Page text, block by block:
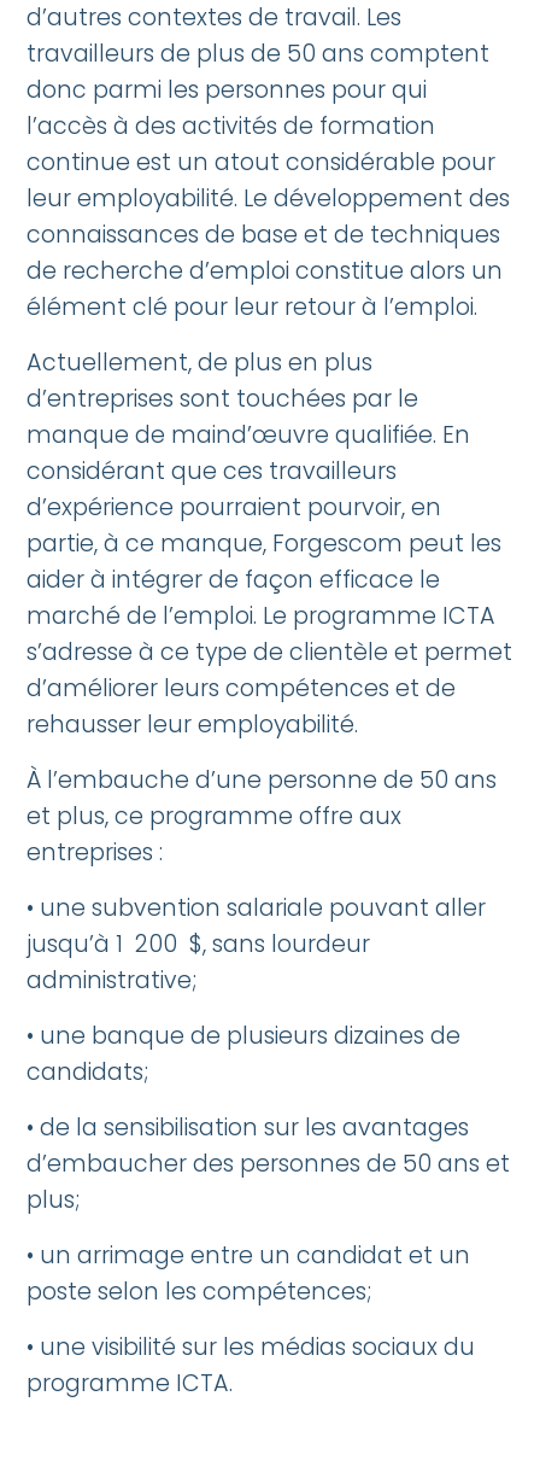
d’autres contextes de travail. Les
travailleurs de plus de 50 ans comptent
donc parmi les personnes pour qui
l’accès à des activités de formation
continue est un atout considérable pour
leur employabilité. Le développement des
connaissances de base et de techniques
de recherche d’emploi constitue alors un
élément clé pour leur retour à l’emploi.
Actuellement, de plus en plus
d’entreprises sont touchées par le
manque de maind’œuvre qualifiée. En
considérant que ces travailleurs
d’expérience pourraient pourvoir, en
partie, à ce manque, Forgescom peut les
aider à intégrer de façon efficace le
marché de l’emploi. Le programme ICTA
s’adresse à ce type de clientèle et permet
d’améliorer leurs compétences et de
rehausser leur employabilité.
À l’embauche d’une personne de 50 ans
et plus, ce programme offre aux
entreprises :
• une subvention salariale pouvant aller
jusqu’à 1 200 $, sans lourdeur
administrative;
• une banque de plusieurs dizaines de
candidats;
• de la sensibilisation sur les avantages
d’embaucher des personnes de 50 ans et
plus;
• un arrimage entre un candidat et un
poste selon les compétences;
• une visibilité sur les médias sociaux du
programme ICTA.